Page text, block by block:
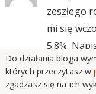
zeszłego
mi się
5.8%.
Do działania bloga
których przeczytasz w
zgadzasz się na ich